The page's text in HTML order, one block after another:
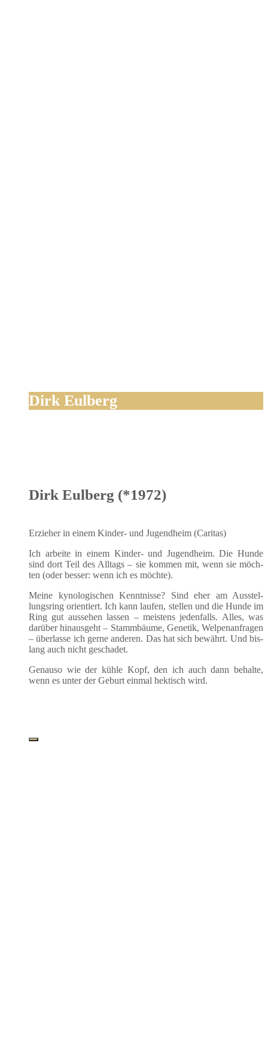
Dirk Eulberg
Dirk Eulberg (*1972)
Erzie­her in einem Kin­der- und Jugend­heim (Cari­tas)
Ich arbei­te in einem Kin­der- und Jugend­heim. Die Hun­de
sind dort Teil des All­tags – sie kom­men mit, wenn sie möch­
ten (oder bes­ser: wenn ich es möchte).
Mei­ne kyno­lo­gi­schen Kennt­nis­se? Sind eher am Aus­stel­
lungs­ring ori­en­tiert. Ich kann lau­fen, stel­len und die Hun­de im
Ring gut aus­se­hen las­sen – meis­tens jeden­falls. Alles, was
dar­über hin­aus­geht – Stamm­bäu­me, Gene­tik, Wel­pen­an­fra­gen
– über­las­se ich ger­ne ande­ren. Das hat sich bewährt. Und bis­
lang auch nicht geschadet.
Genau­so wie der küh­le Kopf, den ich auch dann behal­te,
wenn es unter der Geburt ein­mal hek­tisch wird.